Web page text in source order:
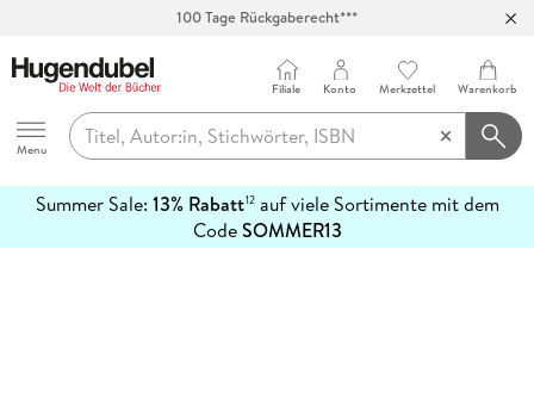
100 Tage Rückgaberecht***
Hugendubel
Menu
Filiale Konto Merkzettel Warenkorb
Summer Sale: 13% Rabatt12auf viele Sortimente mit dem
CodeSOMMER13
erfahren